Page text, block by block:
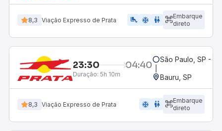
8,3 Viação Expresso de Prata airline_seat_legroom_extra ac_unit wc
Embarque
direto
23:30 04:40
Duração: 5h 10m
São Paulo, SP -
Bauru, SP
8,3 Viação Expresso de Prata ac_unit wc
Embarque
direto